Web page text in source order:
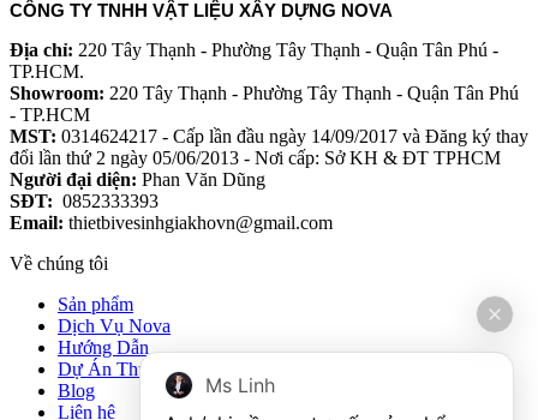
CÔNG TY TNHH VẬT LIỆU XÂY DỰNG NOVA
Địa chỉ: 220 Tây Thạnh - Phường Tây Thạnh - Quận Tân Phú -
TP.HCM.
Showroom: 220 Tây Thạnh - Phường Tây Thạnh - Quận Tân Phú
- TP.HCM
MST: 0314624217 - Cấp lần đầu ngày 14/09/2017 và Đăng ký thay
đổi lần thứ 2 ngày 05/06/2013 - Nơi cấp: Sở KH & ĐT TPHCM
Người đại diện: Phan Văn Dũng
SĐT: 0852333393
Email: thietbivesinhgiakhovn@gmail.com
Về chúng tôi
Sản phẩm
Dịch Vụ Nova
Hướng Dẫn
Dự Án Thực Tế
Blog
Liên hệ
Ms Linh